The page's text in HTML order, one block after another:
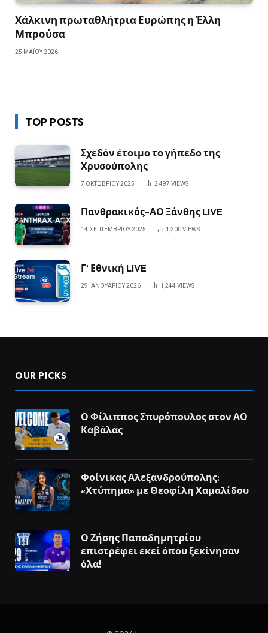
Χάλκινη πρωταθλήτρια Ευρώπης η Έλλη
Μπρούσα
25 ΜΑΪ́ΟΥ 2026
TOP POSTS
Σχεδόν έτοιμο το γήπεδο της
Χρυσούπολης
7 ΟΚΤΩΒΡΊΟΥ 2025 2,497 VIEWS
Πανθρακικός-ΑΟ Ξάνθης LIVE
14 ΣΕΠΤΕΜΒΡΊΟΥ 2025 1,300VIEWS
Γ’ Εθνική LIVE
29 ΙΑΝΟΥΑΡΊΟΥ 2026 1,244 VIEWS
OUR PICKS
Ο Φίλιππος Σπυρόπουλος στον ΑΟ
Καβάλας
Φοίνικας Αλεξανδρούπολης:
«Χτύπημα» με Θεοφίλη Χαμαλίδου
Ο Ζήσης Παπαδημητρίου
επιστρέφει εκεί όπου ξεκίνησαν
όλα!